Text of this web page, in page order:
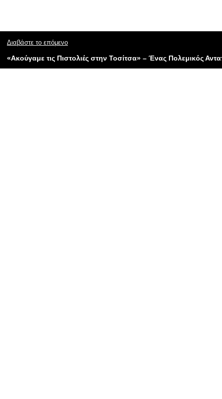
Διαβάστε το επόμενο
«Ακούγαμε τις Πιστολιές στην Τοσίτσα» – Ένας Πολεμικός